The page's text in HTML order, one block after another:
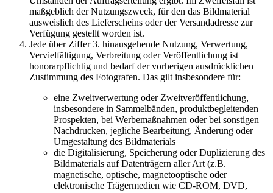
maßgeblich der Nutzungszweck, für den das Bildmaterial
ausweislich des Lieferscheins oder der Versandadresse zur
Verfügung gestellt worden ist.
Jede über Ziffer 3. hinausgehende Nutzung, Verwertung,
Vervielfältigung, Verbreitung oder Veröffentlichung ist
honorarpflichtig und bedarf der vorherigen ausdrücklichen
Zustimmung des Fotografen. Das gilt insbesondere für:
eine Zweitverwertung oder Zweitveröffentlichung,
insbesondere in Sammelbänden, produktbegleitenden
Prospekten, bei Werbemaßnahmen oder bei sonstigen
Nachdrucken, jegliche Bearbeitung, Änderung oder
Umgestaltung des Bildmaterials
die Digitalisierung, Speicherung oder Duplizierung des
Bildmaterials auf Datenträgern aller Art (z.B.
magnetische, optische, magnetooptische oder
elektronische Trägermedien wie CD-ROM, DVD,